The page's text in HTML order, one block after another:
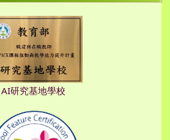
AI研究基地學校